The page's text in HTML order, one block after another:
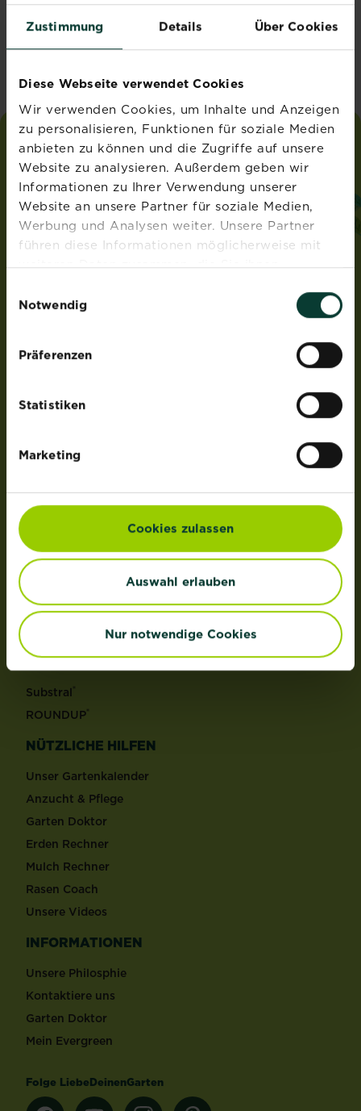
Zustimmung Details Über Cookies
Diese Webseite verwendet Cookies
Wir verwenden Cookies, um Inhalte und Anzeigen
zu personalisieren, Funktionen für soziale Medien
anbieten zu können und die Zugriffe auf unsere
Website zu analysieren. Außerdem geben wir
Informationen zu Ihrer Verwendung unserer
Website an unsere Partner für soziale Medien,
Werbung und Analysen weiter. Unsere Partner
führen diese Informationen möglicherweise mit
weiteren Daten zusammen, die Sie ihnen
Nutzung der Dienste gesammelt haben.
Notwendig
Präferenzen
Statistiken
Marketing
Cookies zulassen
Auswahl erlauben
Nur notwendige Cookies
liebedeinengarten
von Substral®
ADRESSE
Evergreen Garden Care Deutschland GmbH
Am Brand 41
ROUNDUP® und Osmocote® sind eingetragene Marken
Weedex®, Tomcat®, Magisches Rasen-Pflaster®,
EasyGreen®, EvenGreen® und HandyGreen® sind Marken
Dünger
Grundstoffe
Schädlinge
Reinigungsmittel
MARKEN
Substral®
ROUNDUP®
NÜTZLICHE HILFEN
Unser Gartenkalender
Anzucht & Pflege
Garten Doktor
Erden Rechner
Mulch Rechner
Rasen Coach
Unsere Videos
INFORMATIONEN
Unsere Philosphie
Kontaktiere uns
Garten Doktor
Mein Evergreen
Folge LiebeDeinenGarten